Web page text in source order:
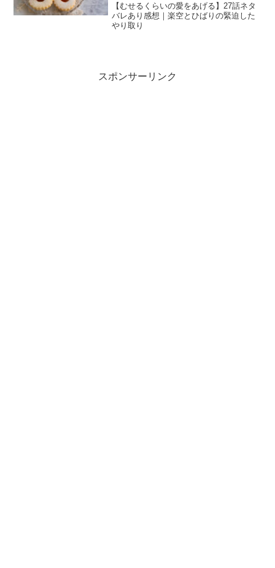
【むせるくらいの愛をあげる】27話ネタ
バレあり感想｜楽空とひばりの緊迫した
やり取り
スポンサーリンク